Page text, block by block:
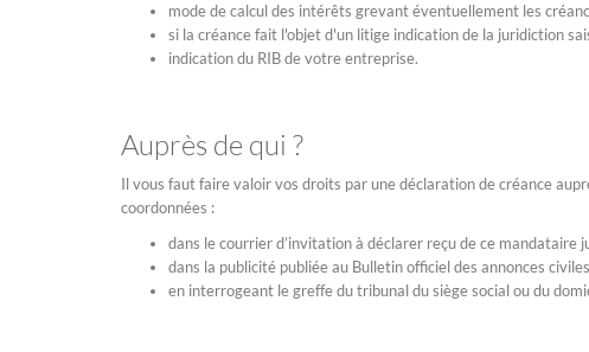
mode de calcul des intérêts grevant éventuellement les
si la créance fait l'objet d'un litige indication de la juridiction
indication du RIB de votre entreprise.
Auprès de qui ?
Il vous faut faire valoir vos droits par une déclaration de créance
coordonnées :
dans le courrier d’invitation à déclarer reçu de ce mandataire
dans la publicité publiée au Bulletin officiel des annonces
en interrogeant le greffe du tribunal du siège social ou du